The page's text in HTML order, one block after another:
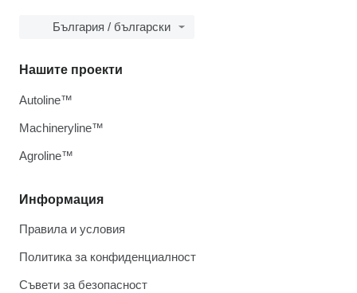
България / български
Информация
Правила и условия
Политика за конфиденциалност
Съвети за безопасност
Нашите проекти
Autoline™
Machineryline™
Agroline™